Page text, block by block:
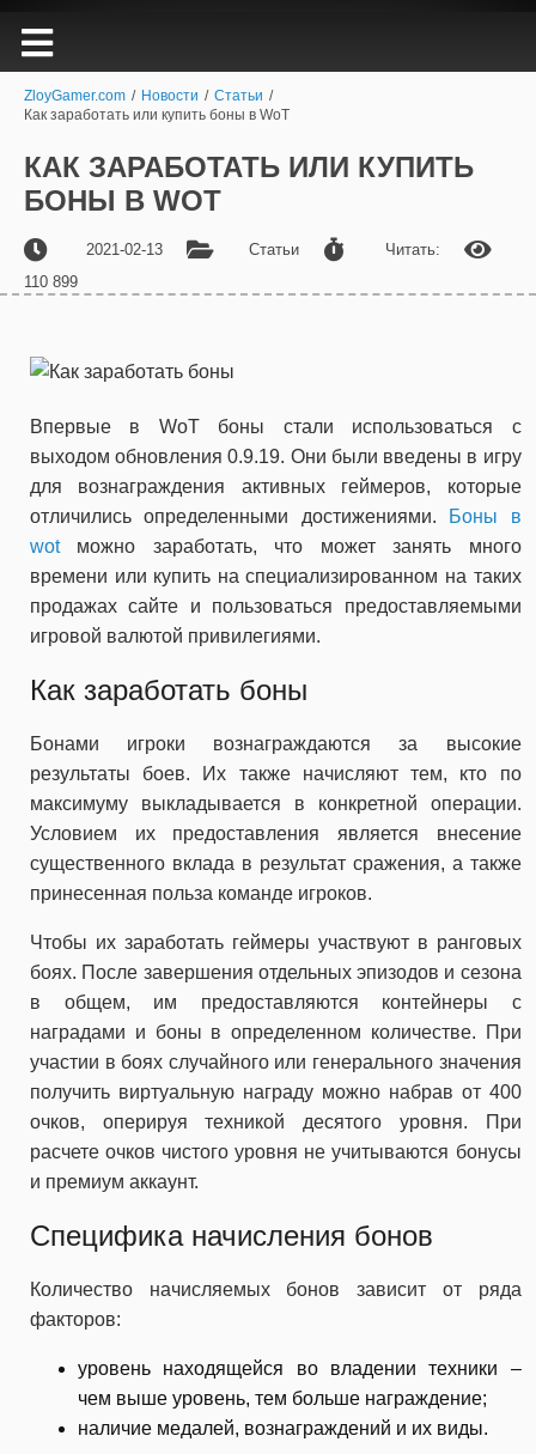
ZloyGamer.com / Новости / Статьи /
Как заработать или купить боны в WoT
КАК ЗАРАБОТАТЬ ИЛИ КУПИТЬ
БОНЫ В WOT
2021-02-13 Статьи
Читать:
110 899
Впервые в WoT боны стали использоваться с
выходом обновления 0.9.19. Они были введены в игру
для вознаграждения активных геймеров, которые
отличились определенными достижениями.
Боны в
wotможно заработать, что может занять много
времени или купить на специализированном на таких
продажах сайте и пользоваться предоставляемыми
игровой валютой привилегиями.
Как заработать боны
Бонами игроки вознаграждаются за высокие
результаты боев. Их также начисляют тем, кто по
максимуму выкладывается в конкретной операции.
Условием их предоставления является внесение
существенного вклада в результат сражения, а также
принесенная польза команде игроков.
Чтобы их заработать геймеры участвуют в ранговых
боях. После завершения отдельных эпизодов и сезона
в общем, им предоставляются контейнеры с
наградами и боны в определенном количестве. При
участии в боях случайного или генерального значения
получить виртуальную награду можно набрав от 400
очков, оперируя техникой десятого уровня. При
расчете очков чистого уровня не учитываются бонусы
и премиум аккаунт.
Специфика начисления бонов
Количество начисляемых бонов зависит от ряда
факторов:
уровень находящейся во владении техники –
чем выше уровень, тем больше награждение;
наличие медалей, вознаграждений и их виды.